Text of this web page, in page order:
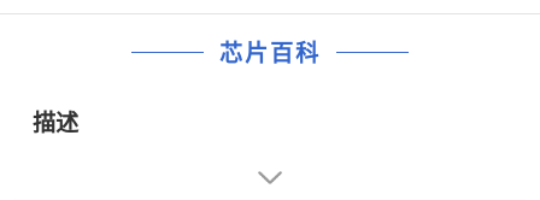
芯片百科
描述